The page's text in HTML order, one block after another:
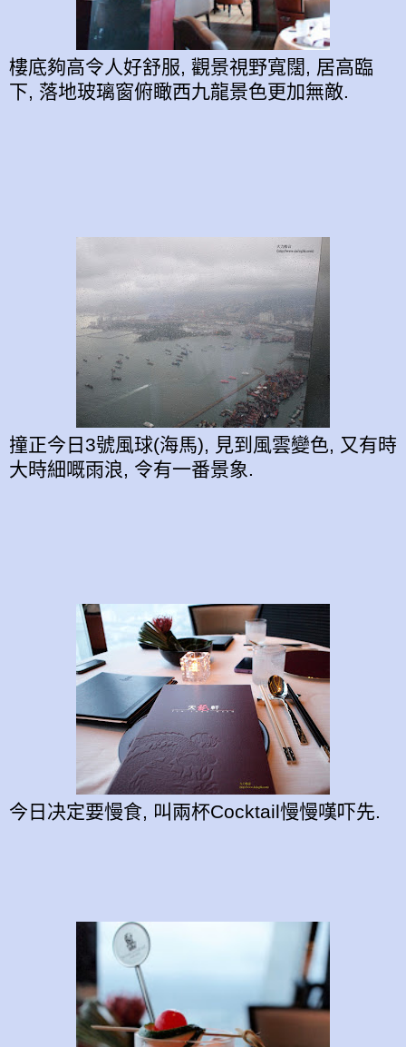
樓底夠高令人好舒服, 觀景視野寬闊, 居高臨
下, 落地玻璃窗俯瞰西九龍景色更加無敵.
撞正今日3號風球(海馬), 見到風雲變色, 又有時
大時細嘅雨浪, 令有一番景象.
今日决定要慢食, 叫兩杯Cocktail慢慢嘆吓先.